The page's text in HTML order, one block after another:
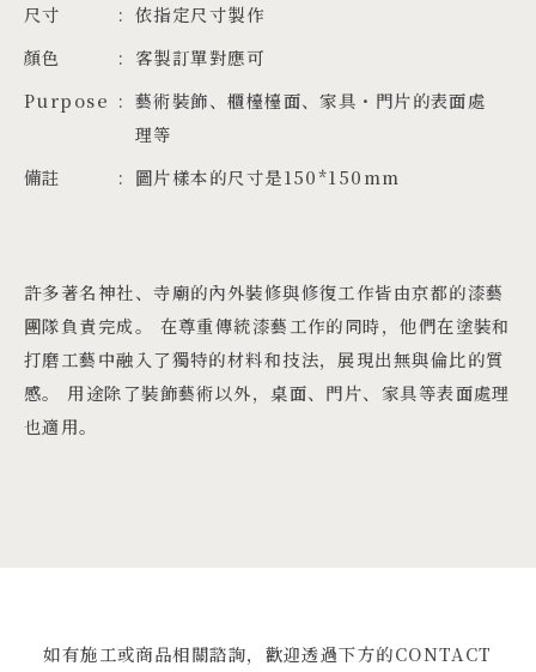
尺寸
依指定尺寸製作
顏色
客製訂單對應可
Purpose
藝術裝飾、櫃檯檯面、家具・門片的表面處
理等
備註
圖片樣本的尺寸是150*150mm
許多著名神社、寺廟的內外裝修與修復工作皆由京都的漆藝
團隊負責完成。 在尊重傳統漆藝工作的同時，他們在塗裝和
打磨工藝中融入了獨特的材料和技法，展現出無與倫比的質
感。 用途除了裝飾藝術以外，桌面、門片、家具等表面處理
也適用。
如有施工或商品相關諮詢，歡迎透過下方的CONTACT